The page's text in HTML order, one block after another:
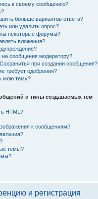
к своему сообщению?
больше вариантов ответа?
или удалить опрос?
некоторые форумы?
вложения?
на сообщения модератору?
при создании сообщения?
требует одобрения?
мою тему?
и типы создаваемых тем
HTML?
к сообщениям?
темы?
и регистрация